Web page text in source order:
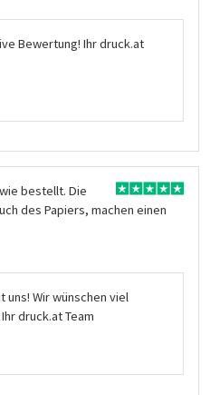
Bewertung! Ihr druck.at
bestellt. Die
des Papiers, machen einen
uns! Wir wünschen viel
druck.at Team